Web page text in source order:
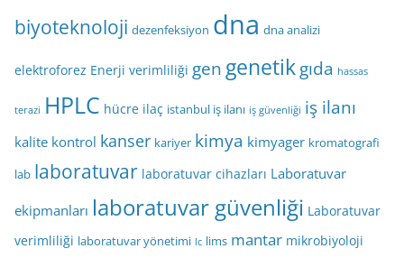
biyoteknoloji dezenfeksiyon dna dna analizi
elektroforez Enerji verimliliği gen genetikgıda hassas
terazi HPLC hücre ilaç istanbul iş ilanı iş güvenliği iş ilanı
kalite kontrol kanser kariyer kimya kimyager kromatografi
lab laboratuvar laboratuvar cihazları Laboratuvar
ekipmanları laboratuvar güvenliği Laboratuvar
verimliliği laboratuvar yönetimi lc lims mantar mikrobiyoloji